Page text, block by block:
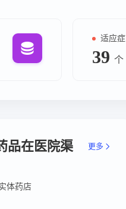
适应症
39 个
品在医院渠
更多
体药店